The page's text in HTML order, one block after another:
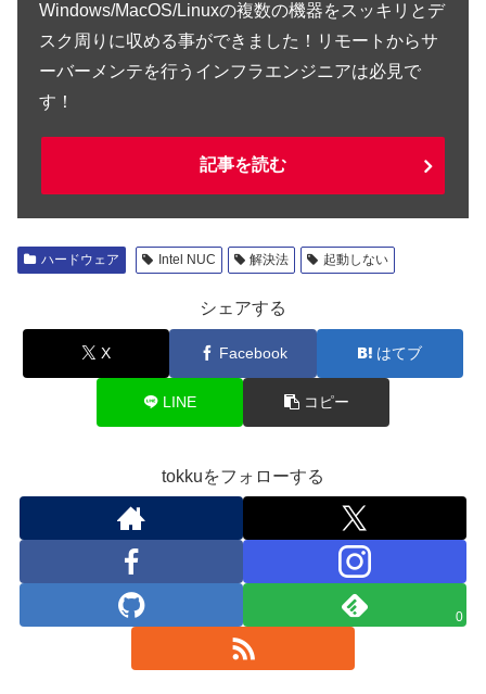
Windows/MacOS/Linuxの複数の機器をスッキリとデ
スク周りに収める事ができました！リモートからサ
ーバーメンテを行うインフラエンジニアは必見で
す！
記事を読む
ハードウェア Intel NUC 解決法 起動しない
シェアする
X Facebook はてブ
LINE コピー
tokkuをフォローする
0